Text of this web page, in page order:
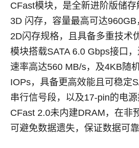
CFast模块，是全新进阶版储存
3D 闪存，容量最高可达960GB
2D闪存规格，且具备多重技术
模块搭载SATA 6.0 Gbps接口
速率高达560 MB/s，及4KB 随
IOPs，具备更高效能且可稳定
串行信号段，以及17-pin的电源
CFast 2.0未内建DRAM ，在非
可避免数据遗失，保证数据可靠